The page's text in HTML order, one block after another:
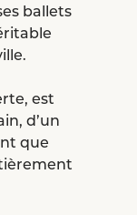
ballets
est
d’un
que